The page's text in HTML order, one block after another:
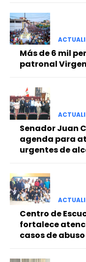
Más de 6 mil
patronal
Senador Juan
agenda para
urgentes de
Centro de
fortalece
casos de abuso